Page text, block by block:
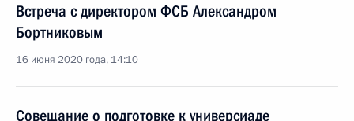
Встреча с директором ФСБ Александром
Бортниковым
16 июня 2020 года, 14:10
Совещание о подготовке к универсиаде